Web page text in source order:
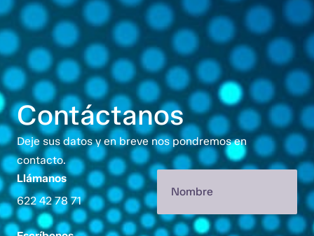
Contáctanos
Deje sus datos y en breve nos pondremos en
contacto.
Llámanos
622 42 78 71